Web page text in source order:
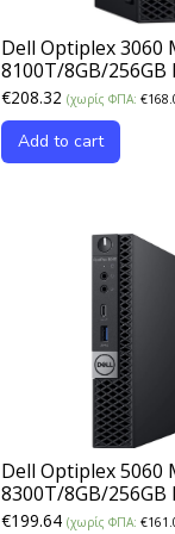
Dell Optiplex 3060
8100T/8GB/256GB
€208.32 (χωρίς ΦΠΑ: €
Add to cart
Dell Optiplex 5060
8300T/8GB/256GB
€199.64 (χωρίς ΦΠΑ: €